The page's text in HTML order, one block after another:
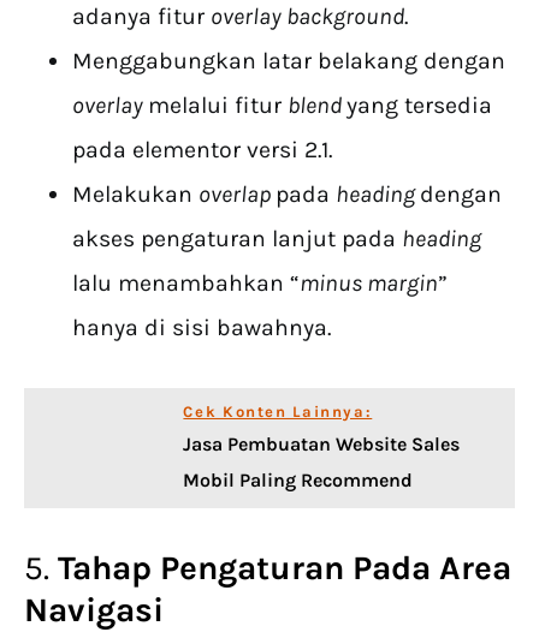
adanya fitur overlay background.
Menggabungkan latar belakang dengan
overlay melalui fitur blendyang tersedia
pada elementor versi 2.1.
Melakukan overlap pada headingdengan
akses pengaturan lanjut pada heading
lalu menambahkan “minus margin”
hanya di sisi bawahnya.
Cek Konten Lainnya:
Jasa Pembuatan Website Sales
Mobil Paling Recommend
5. Tahap Pengaturan Pada Area
Navigasi